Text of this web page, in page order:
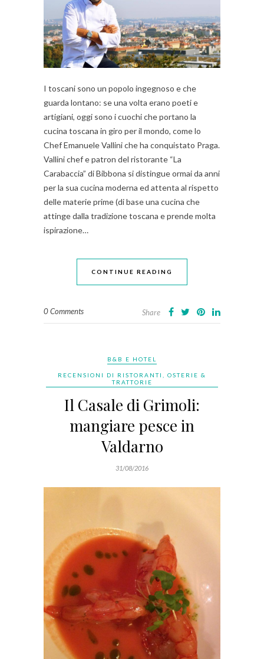
I toscani sono un popolo ingegnoso e che
guarda lontano: se una volta erano poeti e
artigiani, oggi sono i cuochi che portano la
cucina toscana in giro per il mondo, come lo
Chef Emanuele Vallini che ha conquistato Praga.
Vallini chef e patron del ristorante “La
Carabaccia” di Bibbona si distingue ormai da anni
per la sua cucina moderna ed attenta al rispetto
delle materie prime (di base una cucina che
attinge dalla tradizione toscana e prende molta
ispirazione…
CONTINUE READING
0 Comments Share
B&B E HOTEL
RECENSIONI DI RISTORANTI, OSTERIE &
TRATTORIE
Il Casale di Grimoli:
mangiare pesce in
Valdarno
31/08/2016